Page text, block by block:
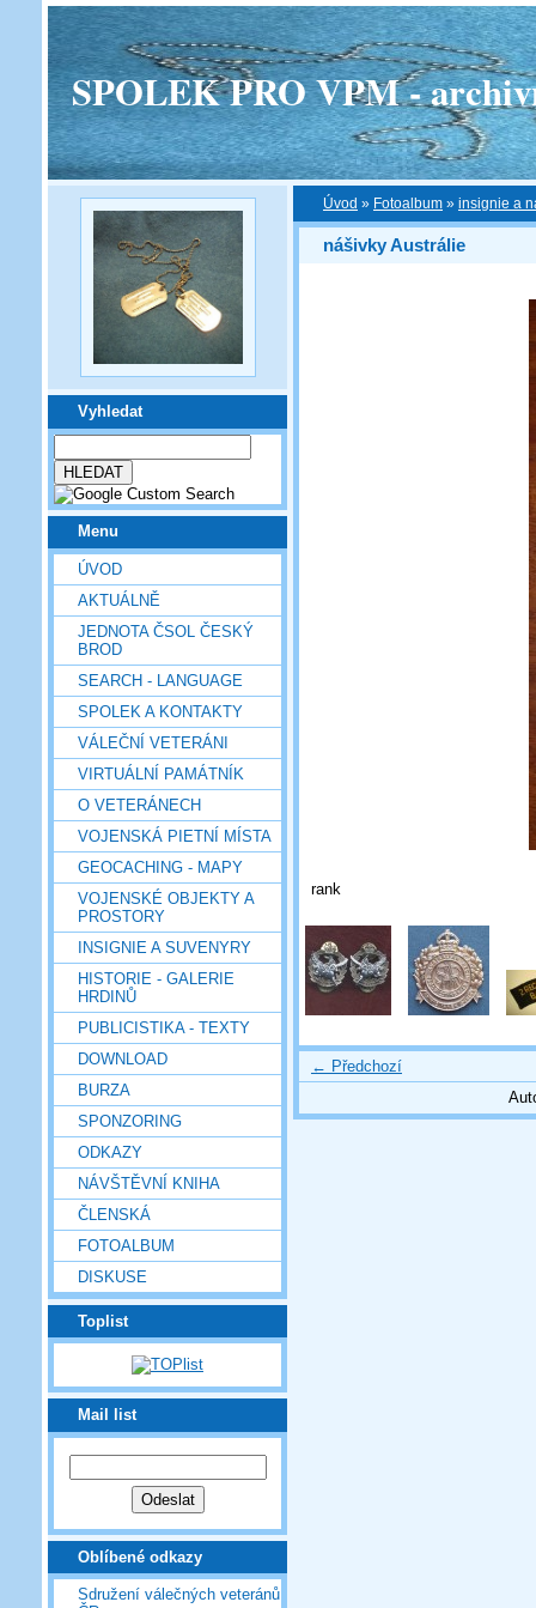
SPOLEK PRO VPM -
Vyhledat
Menu
ÚVOD
AKTUÁLNĚ
JEDNOTA ČSOL ČESKÝ
BROD
SEARCH - LANGUAGE
SPOLEK A KONTAKTY
VÁLEČNÍ VETERÁNI
VIRTUÁLNÍ PAMÁTNÍK
O VETERÁNECH
VOJENSKÁ PIETNÍ MÍSTA
GEOCACHING - MAPY
VOJENSKÉ OBJEKTY A
PROSTORY
INSIGNIE A SUVENYRY
HISTORIE - GALERIE
HRDINŮ
PUBLICISTIKA - TEXTY
DOWNLOAD
BURZA
SPONZORING
ODKAZY
NÁVŠTĚVNÍ KNIHA
ČLENSKÁ
FOTOALBUM
DISKUSE
Toplist
Mail list
Oblíbené odkazy
Sdružení válečných veteránů
Úvod » Fotoalbum » insignie a
nášivky Austrálie
rank
← Předchozí